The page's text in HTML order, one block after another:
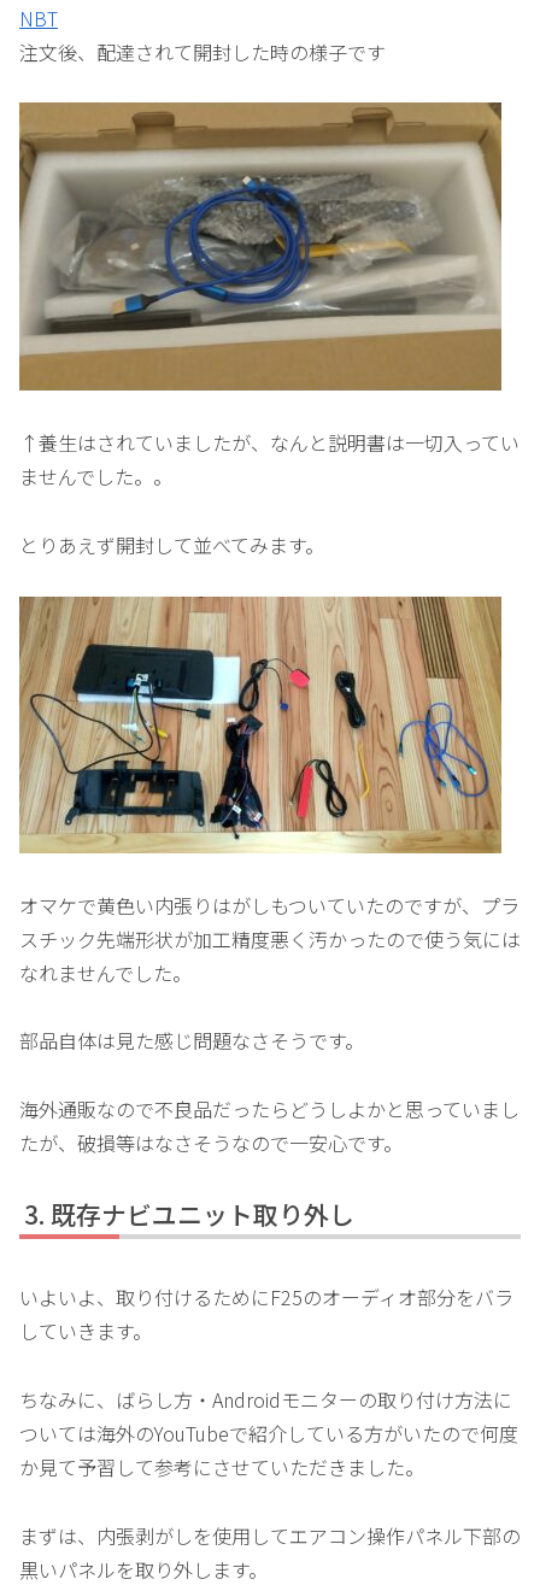
NBT
注文後、配達されて開封した時の様子です
↑養生はされていましたが、なんと説明書は一切入ってい
ませんでした。。
とりあえず開封して並べてみます。
オマケで黄色い内張りはがしもついていたのですが、プラ
スチック先端形状が加工精度悪く汚かったので使う気には
なれませんでした。
部品自体は見た感じ問題なさそうです。
海外通販なので不良品だったらどうしよかと思っていまし
たが、破損等はなさそうなので一安心です。
既存ナビユニット取り外し
いよいよ、取り付けるためにF25のオーディオ部分をバラ
していきます。
ちなみに、ばらし方・Androidモニターの取り付け方法に
ついては海外のYouTubeで紹介している方がいたので何度
か見て予習して参考にさせていただきました。
まずは、内張剥がしを使用してエアコン操作パネル下部の
黒いパネルを取り外します。